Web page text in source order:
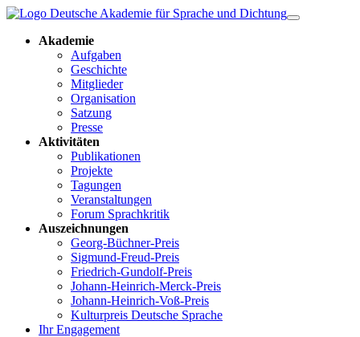
Akademie
Aufgaben
Geschichte
Mitglieder
Organisation
Satzung
Presse
Aktivitäten
Publikationen
Projekte
Tagungen
Veranstaltungen
Forum Sprachkritik
Auszeichnungen
Georg-Büchner-Preis
Sigmund-Freud-Preis
Friedrich-Gundolf-Preis
Johann-Heinrich-Merck-Preis
Johann-Heinrich-Voß-Preis
Kulturpreis Deutsche Sprache
Ihr Engagement